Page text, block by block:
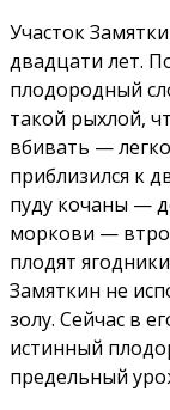
Участок
двадцати лет.
плодородный
такой рыхлой,
вбивать —
приблизился к
пуду кочаны —
моркови —
плодят
Замяткин не
золу. Сейчас в
истинный
предельный